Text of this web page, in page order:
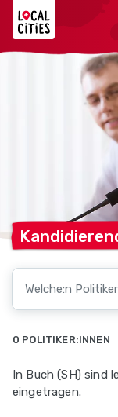
0 POLITIKER:INNEN
In Buch (SH) sind
eingetragen.